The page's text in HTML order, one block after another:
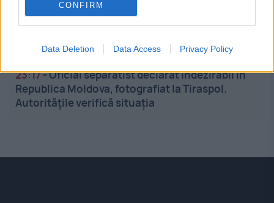
CONFIRM
Data Deletion Data Access Privacy Policy
23:26-Constantin Pănescu, fost acționar la FC
Argeș, a murit la 66 de ani. Anchetă privind cauza
decesului
23:17-Oficial separatist declarat indezirabil în
Republica Moldova, fotografiat la Tiraspol.
Autoritățile verifică situația